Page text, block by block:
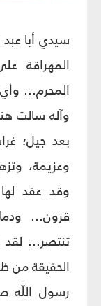
سيدي أبا
المهراقة
المحرم...
وآله سالت
بعد جيل؛
وعزيمة،
وقد عقد
قرون...
تنتصر...
الحقيقة من
رسول اللَّه